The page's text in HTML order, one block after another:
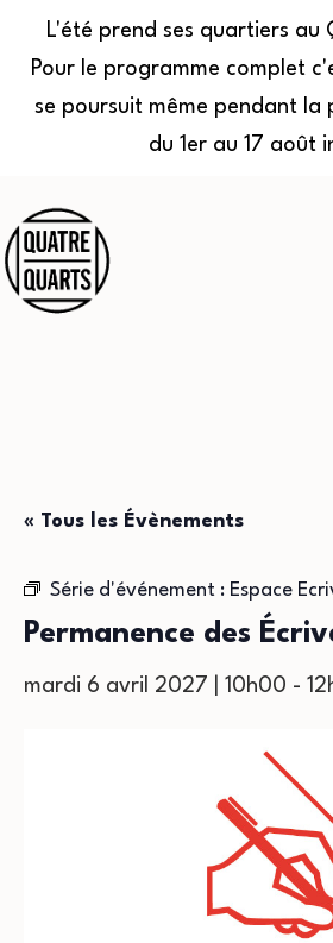
L'été prend ses quartiers au
Pour le programme complet
se poursuit même pendant la
du 1er au 17 août
au
contenu
« Tous les Évènements
Série d'événement : Espace
Permanence des
mardi 6 avril 2027 | 10h00 -